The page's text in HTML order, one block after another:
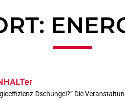
Dschungel?” Die